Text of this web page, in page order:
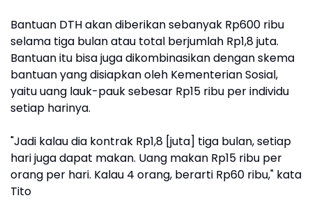
Bantuan DTH akan diberikan sebanyak Rp600 ribu
selama tiga bulan atau total berjumlah Rp1,8 juta.
Bantuan itu bisa juga dikombinasikan dengan skema
bantuan yang disiapkan oleh Kementerian Sosial,
yaitu uang lauk-pauk sebesar Rp15 ribu per individu
setiap harinya.
"Jadi kalau dia kontrak Rp1,8 [juta] tiga bulan, setiap
hari juga dapat makan. Uang makan Rp15 ribu per
orang per hari. Kalau 4 orang, berarti Rp60 ribu," kata
Tito